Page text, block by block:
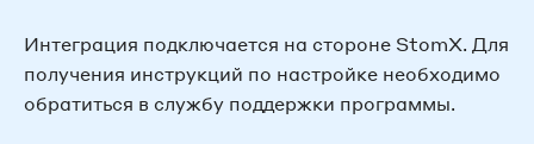
Интеграция подключается на стороне StomХ. Для
получения инструкций по настройке необходимо
обратиться в службу поддержки программы.